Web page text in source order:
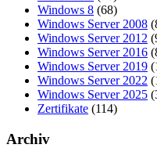
Windows 8 (68)
Windows Server 2008
Windows Server 2012
Windows Server 2016
Windows Server 2019
Windows Server 2022
Windows Server 2025
Zertifikate (114)
Archiv